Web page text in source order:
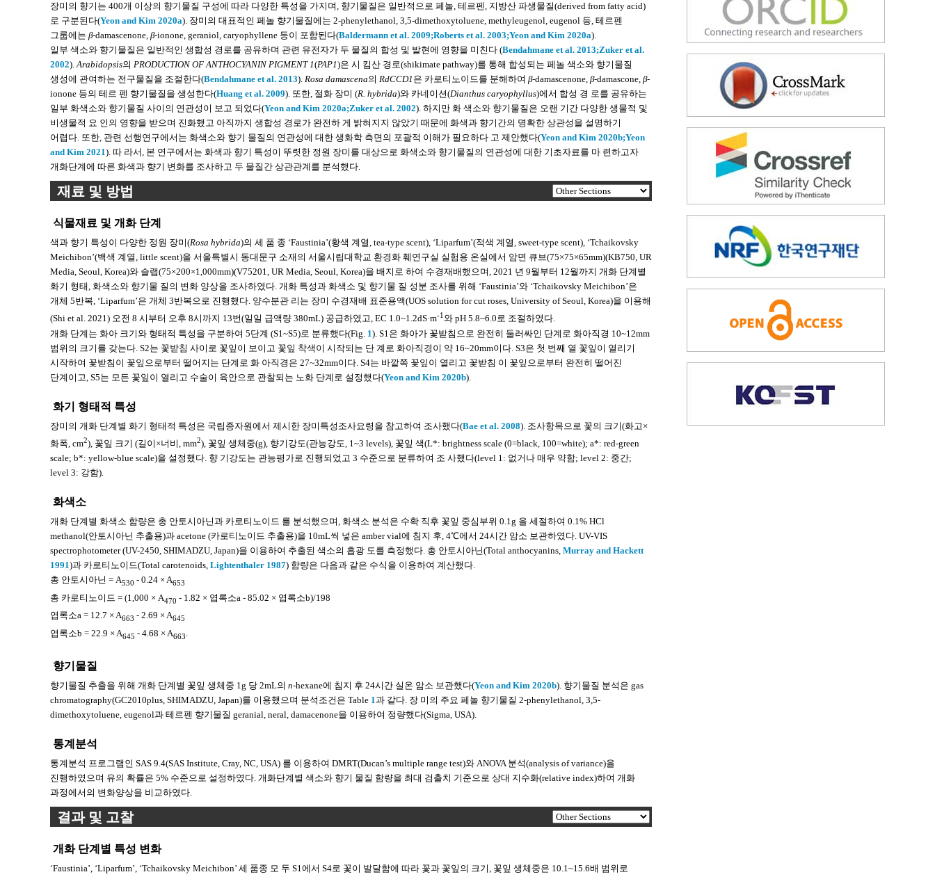
장미의 향기는 400개 이상의 향기물질 구성에 따라 다양한 특성을 가지며, 향기물질은 일반적으로 페놀, 테르펜, 지방산 파생물질(derived from fatty acid)
로 구분된다(Yeon and Kim 2020a). 장미의 대표적인 페놀 향기물질에는 2-phenylethanol, 3,5-dimethoxytoluene, methyleugenol, eugenol 등, 테르펜
그룹에는 β-damascenone, β-ionone, geraniol, caryophyllene 등이 포함된다(Baldermann et al. 2009;Roberts et al. 2003;Yeon and Kim 2020a).
일부 색소와 향기물질은 일반적인 생합성 경로를 공유하며 관련 유전자가 두 물질의 합성 및 발현에 영향을 미친다 (Bendahmane et al. 2013;Zuker et al.
2002).Arabidopsis의 PRODUCTION OF ANTHOCYANIN PIGMENT 1(PAP1)은 시 킴산 경로(shikimate pathway)를 통해 합성되는 페놀 색소와 향기물질
생성에 관여하는 전구물질을 조절한다(Bendahmane et al. 2013). Rosa damascena의 RdCCD1 은 카로티노이드를 분해하여 β-damascenone, β-damascone, β-
ionone 등의 테르 펜 향기물질을 생성한다(Huang et al. 2009). 또한, 절화 장미 (R. hybrida)와 카네이션(Dianthus caryophyllus)에서 합성 경 로를 공유하는
일부 화색소와 향기물질 사이의 연관성이 보고 되었다(Yeon and Kim 2020a;Zuker et al. 2002). 하지만 화 색소와 향기물질은 오랜 기간 다양한 생물적 및
비생물적 요 인의 영향을 받으며 진화했고 아직까지 생합성 경로가 완전하 게 밝혀지지 않았기 때문에 화색과 향기간의 명확한 상관성을 설명하기
어렵다. 또한, 관련 선행연구에서는 화색소와 향기 물질의 연관성에 대한 생화학 측면의 포괄적 이해가 필요하다 고 제안했다(Yeon and Kim 2020b;Yeon
and Kim 2021). 따 라서, 본 연구에서는 화색과 향기 특성이 뚜렷한 정원 장미를 대상으로 화색소와 향기물질의 연관성에 대한 기초자료를 마 련하고자
개화단계에 따른 화색과 향기 변화를 조사하고 두 물질간 상관관계를 분석했다.
재료 및 방법
식물재료 및 개화 단계
색과 향기 특성이 다양한 정원 장미(Rosa hybrida)의 세 품 종 ‘Faustinia’(황색 계열, tea-type scent), ‘Liparfum’(적색 계열, sweet-type scent), ‘Tchaikovsky
Meichibon’(백색 계열, little scent)을 서울특별시 동대문구 소재의 서울시립대학교 환경화 훼연구실 실험용 온실에서 암면 큐브(75×75×65mm)(KB750, UR
Media, Seoul, Korea)와 슬랩(75×200×1,000mm)(V75201, UR Media, Seoul, Korea)을 배지로 하여 수경재배했으며, 2021 년 9월부터 12월까지 개화 단계별
화기 형태, 화색소와 향기물 질의 변화 양상을 조사하였다. 개화 특성과 화색소 및 향기물 질 성분 조사를 위해 ‘Faustinia’와 ‘Tchaikovsky Meichibon’은
개체 5반복, ‘Liparfum’은 개체 3반복으로 진행했다. 양수분관 리는 장미 수경재배 표준용액(UOS solution for cut roses, University of Seoul, Korea)을 이용해
(Shi et al. 2021) 오전 8 시부터 오후 8시까지 13번(일일 급액량 380mL) 공급하였고, EC 1.0~1.2dS·m-1 와 pH 5.8~6.0로 조절하였다.
개화 단계는 화아 크기와 형태적 특성을 구분하여 5단계 (S1~S5)로 분류했다(Fig. 1). S1은 화아가 꽃받침으로 완전히 둘러싸인 단계로 화아직경 10~12mm
범위의 크기를 갖는다. S2는 꽃받침 사이로 꽃잎이 보이고 꽃잎 착색이 시작되는 단 계로 화아직경이 약 16~20mm이다. S3은 첫 번째 열 꽃잎이 열리기
시작하여 꽃받침이 꽃잎으로부터 떨어지는 단계로 화 아직경은 27~32mm이다. S4는 바깥쪽 꽃잎이 열리고 꽃받침 이 꽃잎으로부터 완전히 떨어진
단계이고, S5는 모든 꽃잎이 열리고 수술이 육안으로 관찰되는 노화 단계로 설정했다(Yeon and Kim 2020b).
화기 형태적 특성
장미의 개화 단계별 화기 형태적 특성은 국립종자원에서 제시한 장미특성조사요령을 참고하여 조사했다(Bae et al. 2008). 조사항목으로 꽃의 크기(화고×
화폭, cm2), 꽃잎 크기 (길이×너비, mm2), 꽃잎 생체중(g), 향기강도(관능강도, 1~3 levels), 꽃잎 색(L*: brightness scale (0=black, 100=white); a*: red-green
scale; b*: yellow-blue scale)을 설정했다. 향 기강도는 관능평가로 진행되었고 3 수준으로 분류하여 조 사했다(level 1: 없거나 매우 약함; level 2: 중간;
level 3: 강함).
화색소
개화 단계별 화색소 함량은 총 안토시아닌과 카로티노이드 를 분석했으며, 화색소 분석은 수확 직후 꽃잎 중심부위 0.1g 을 세절하여 0.1% HCl
methanol(안토시아닌 추출용)과 acetone (카로티노이드 추출용)을 10mL씩 넣은 amber vial에 침지 후, 4℃에서 24시간 암소 보관하였다. UV-VIS
spectrophotometer (UV-2450, SHIMADZU, Japan)을 이용하여 추출된 색소의 흡광 도를 측정했다. 총 안토시아닌(Total anthocyanins, Murray and Hackett
1991)과 카로티노이드(Total carotenoids, Lightenthaler 1987) 함량은 다음과 같은 수식을 이용하여 계산했다.
총 안토시아닌 = A530 - 0.24 × A653
총 카로티노이드 = (1,000 × A470 - 1.82 × 엽록소a - 85.02 × 엽록소b)/198
엽록소a = 12.7 × A663 - 2.69 × A645
엽록소b = 22.9 × A645 - 4.68 × A663.
향기물질
향기물질 추출을 위해 개화 단계별 꽃잎 생체중 1g 당 2mL의 n-hexane에 침지 후 24시간 실온 암소 보관했다(Yeon and Kim 2020b). 향기물질 분석은 gas
chromatography(GC2010plus, SHIMADZU, Japan)를 이용했으며 분석조건은 Table 1과 같다. 장 미의 주요 페놀 향기물질 2-phenylethanol, 3,5-
dimethoxytoluene, eugenol과 테르펜 향기물질 geranial, neral, damacenone을 이용하여 정량했다(Sigma, USA).
통계분석
통계분석 프로그램인 SAS 9.4(SAS Institute, Cray, NC, USA) 를 이용하여 DMRT(Ducan’s multiple range test)와 ANOVA 분석(analysis of variance)을
진행하였으며 유의 확률은 5% 수준으로 설정하였다. 개화단계별 색소와 향기 물질 함량을 최대 검출치 기준으로 상대 지수화(relative index)하여 개화
과정에서의 변화양상을 비교하였다.
결과 및 고찰
개화 단계별 특성 변화
‘Faustinia’, ‘Liparfum’, ‘Tchaikovsky Meichibon’ 세 품종 모 두 S1에서 S4로 꽃이 발달함에 따라 꽃과 꽃잎의 크기, 꽃잎 생체중은 10.1~15.6배 범위로